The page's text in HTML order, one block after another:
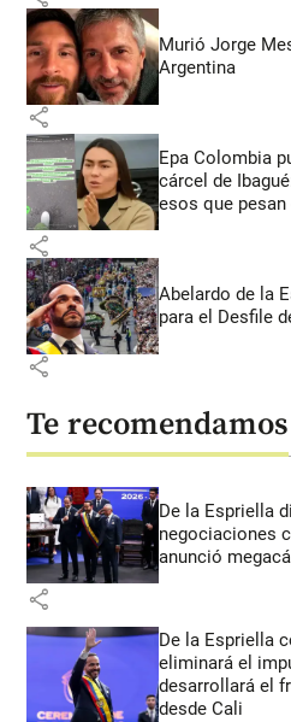
Murió Jorge
Argentina
share
Epa Colombia
cárcel de
esos que pesan
share
Abelardo de la
para el Desfile
share
Te recomendamos
De la Espriella
negociaciones
anunció
share
De la Espriella
eliminará el
desarrollará el
desde Cali